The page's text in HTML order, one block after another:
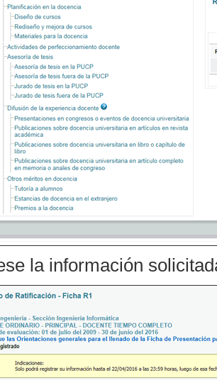
la información